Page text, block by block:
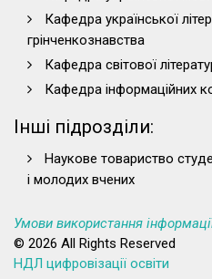
Кафедра української
грінченкознавства
Кафедра світової
Кафедра інформаційних
Інші підрозділи:
Наукове товариство
і молодих вчених
Умови використання
© 2026 All Rights Reserved
НДЛ цифровізації освіти